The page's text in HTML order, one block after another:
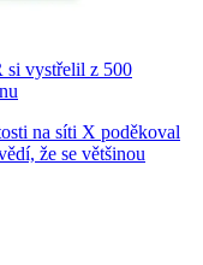
si vystřelil z 500
na síti X poděkoval
že se většinou